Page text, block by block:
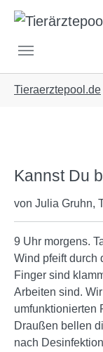
Tieraerztepool.de
Kannst Du
von Julia Gruhn,
9 Uhr morgens.
Wind pfeift durch
Finger sind
Arbeiten sind.
umfunktionierten
Draußen bellen
nach